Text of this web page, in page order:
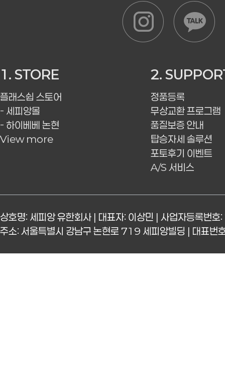
1. STORE
플래스쉽 스토어
- 세피앙몰
- 하이베베 논현
View more
2.
정품등록
무상교환 프로그램
품질보증 안내
탑승자세 솔루션
포토후기 이벤트
A/S 서비스
상호명: 세피앙 유한회사 | 대표자: 이상민 | 사업자등록
주소: 서울특별시 강남구 논현로 719 세피앙빌딩 |